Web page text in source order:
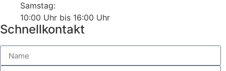
Samstag:
10:00 Uhr bis 16:00 Uhr
Schnellkontakt